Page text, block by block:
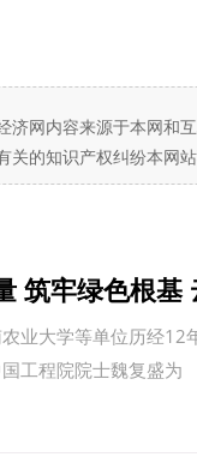
济网内容来源于本网和
关的知识产权纠纷本网站
筑牢绿色根基
大学等单位历经12
工程院院士魏复盛为